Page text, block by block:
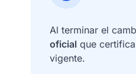
Al terminar el
oficial que
vigente.